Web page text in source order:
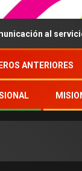
al servicio del
ANTERIORES